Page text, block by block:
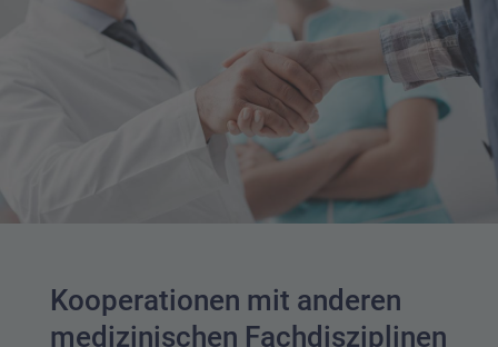
Kooperationen mit anderen
medizinischen Fachdisziplinen